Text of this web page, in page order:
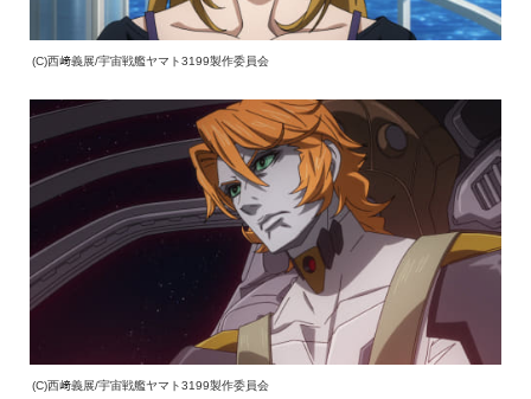
(C)西﨑義展/宇宙戦艦ヤマト3199製作委員会
(C)西﨑義展/宇宙戦艦ヤマト3199製作委員会